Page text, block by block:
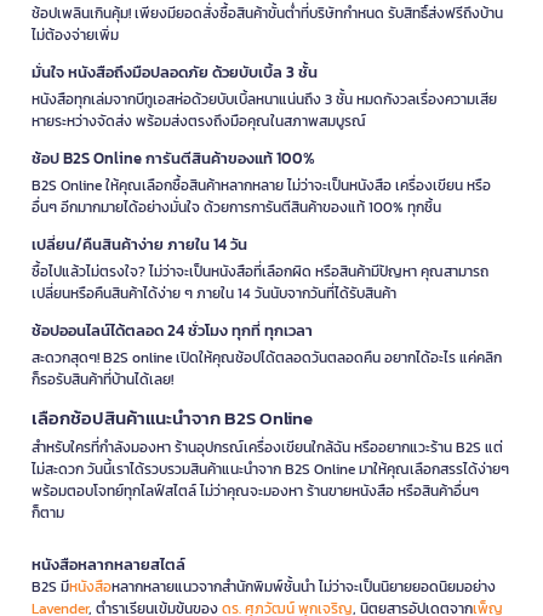
ช้อปเพลินเกินคุ้ม! เพียงมียอดสั่งซื้อสินค้าขั้นต่ำที่บริษัทกำหนด รับสิทธิ์ส่งฟรีถึงบ้าน
ไม่ต้องจ่ายเพิ่ม
มั่นใจ หนังสือถึงมือปลอดภัย ด้วยบับเบิ้ล 3 ชั้น
หนังสือทุกเล่มจากบีทูเอสห่อด้วยบับเบิ้ลหนาแน่นถึง 3 ชั้น หมดกังวลเรื่องความเสีย
หายระหว่างจัดส่ง พร้อมส่งตรงถึงมือคุณในสภาพสมบูรณ์
ช้อป B2S Online การันตีสินค้าของแท้ 100%
B2S Online ให้คุณเลือกซื้อสินค้าหลากหลาย ไม่ว่าจะเป็นหนังสือ เครื่องเขียน หรือ
อื่นๆ อีกมากมายได้อย่างมั่นใจ ด้วยการการันตีสินค้าของแท้ 100% ทุกชิ้น
เปลี่ยน/คืนสินค้าง่าย ภายใน 14 วัน
ซื้อไปแล้วไม่ตรงใจ? ไม่ว่าจะเป็นหนังสือที่เลือกผิด หรือสินค้ามีปัญหา คุณสามารถ
เปลี่ยนหรือคืนสินค้าได้ง่าย ๆ ภายใน 14 วันนับจากวันที่ได้รับสินค้า
ช้อปออนไลน์ได้ตลอด 24 ชั่วโมง ทุกที่ ทุกเวลา
สะดวกสุดๆ! B2S online เปิดให้คุณช้อปได้ตลอดวันตลอดคืน อยากได้อะไร แค่คลิก
ก็รอรับสินค้าที่บ้านได้เลย!
เลือกช้อปสินค้าแนะนำจาก B2S Online
สำหรับใครที่กำลังมองหา ร้านอุปกรณ์เครื่องเขียนใกล้ฉัน หรืออยากแวะร้าน B2S แต่
ไม่สะดวก วันนี้เราได้รวบรวมสินค้าแนะนำจาก B2S Online มาให้คุณเลือกสรรได้ง่ายๆ
พร้อมตอบโจทย์ทุกไลฟ์สไตล์ ไม่ว่าคุณจะมองหา ร้านขายหนังสือ หรือสินค้าอื่นๆ
ก็ตาม
หนังสือหลากหลายสไตล์
B2S มีหนังสือหลากหลายแนวจากสำนักพิมพ์ชั้นนำ ไม่ว่าจะเป็นนิยายยอดนิยมอย่าง
Lavender, ตำราเรียนเข้มข้นของดร. ศุภวัฒน์ พุกเจริญ, นิตยสารอัปเดตจากเพ็ญ